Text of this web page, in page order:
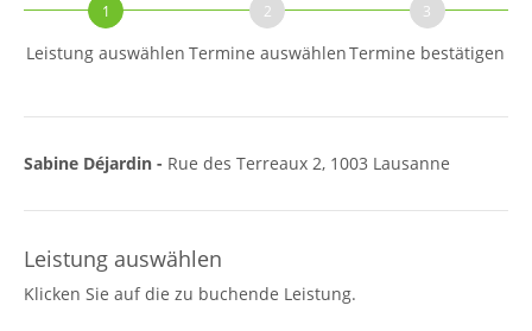
1
Leistung auswählen
2
Termine auswählen
3
Termine bestätigen
Sabine Déjardin - Rue des Terreaux 2, 1003 Lausanne
Leistung auswählen
Klicken Sie auf die zu buchende Leistung.